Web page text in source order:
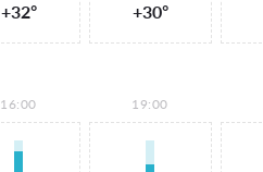
+32° +30°
16:00 19:00